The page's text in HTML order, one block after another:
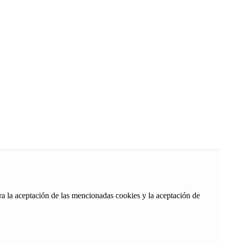
la aceptación de las mencionadas cookies y la aceptación de